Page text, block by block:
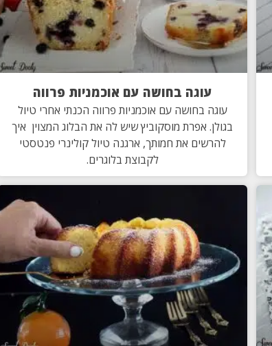
עוגה בחושה עם אוכמניות פרווה
עוגה בחושה עם אוכמניות פרווה הכנתי אחרי טיול
בגולן. אפרת מוסקוביץ שיש לה את הבלוג המצוין איך
להרשים את חמותך, ארגנה טיול קולינרי פנטסטי
לקבוצת בלוגרים.